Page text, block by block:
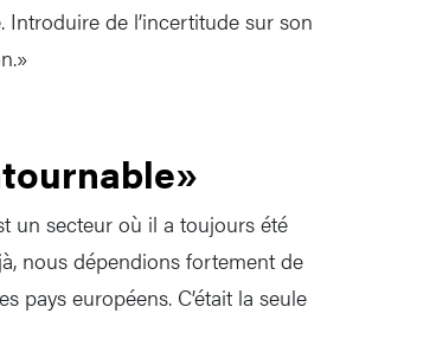
de l’incertitude sur son
un secteur où il a toujours été
nous dépendions fortement de
pays européens. C’était la seule